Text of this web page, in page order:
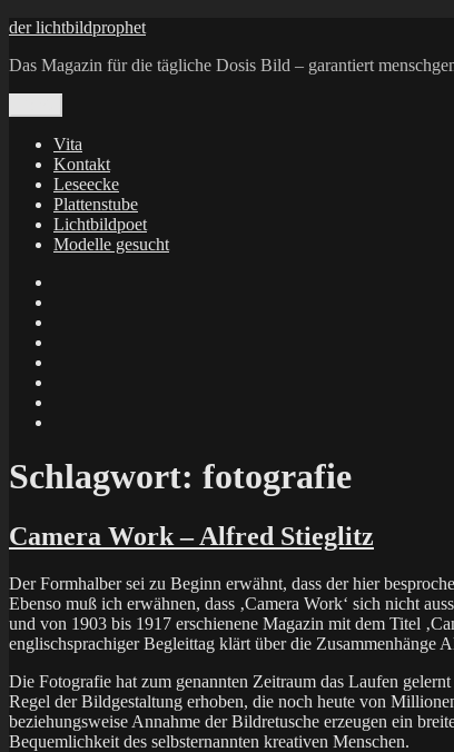
Zum
springen
der lichtbildprophet
Das Magazin für die tägliche Dosis Bild – garantiert
Vita
Kontakt
Leseecke
Plattenstube
Lichtbildpoet
Modelle gesucht
X
Schlagwort: fotografie
Camera Work – Alfred Stieglitz
Der Formhalber sei zu Beginn erwähnt, dass der hier
Ebenso muß ich erwähnen, dass ‚Camera Work‘ sich nicht
und von 1903 bis 1917 erschienene Magazin mit dem Titel
englischsprachiger Begleittag klärt über die Zusammenhänge
Die Fotografie hat zum genannten Zeitraum das Laufen
Regel der Bildgestaltung erhoben, die noch heute von
beziehungsweise Annahme der Bildretusche erzeugen ein
Bequemlichkeit des selbsternannten kreativen Menschen.